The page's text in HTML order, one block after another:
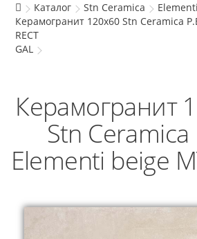
Каталог Stn Ceramica
Elementi
Керамогранит 120x60 Stn Ceramica
RECT
GAL
Керамогранит
Stn Ceramica
Elementi beige